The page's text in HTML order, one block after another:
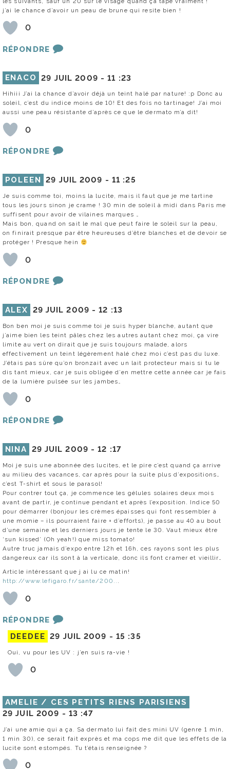
j’ai le chance d’avoir un peau de brune qui resite bien !
0
RÉPONDRE
ENACO 29 JUIL 2009 -11 :23
Hihiii J’ai la chance d’avoir déjà un teint halé par nature! :p Donc au
soleil, c’est du indice moins de 10! Et des fois no tartinage! J’ai moi
aussi une peau résistante d’après ce que le dermato m’a dit!
0
RÉPONDRE
POLEEN 29 JUIL 2009 - 11 :25
Je suis comme toi, moins la lucite, mais il faut que je me tartine
tous les jours sinon je crame ! 30 min de soleil à midi dans Paris me
suffisent pour avoir de vilaines marques …
Mais bon, quand on sait le mal que peut faire le soleil sur la peau,
on finirait presque par être heureuses d’être blanches et de devoir se
protéger ! Presque hein
0
RÉPONDRE
ALEX 29 JUIL 2009 -12 :13
Bon ben moi je suis comme toi je suis hyper blanche, autant que
j’aime bien les teint pâles chez les autres autant chez moi, ça vire
limite au vert on dirait que je suis toujours malade, alors
effectivement un teint légèrement halé chez moi c’est pas du luxe.
J’étais pas sûre qu’on bronzait avec un lait protecteur mais si tu le
dis tant mieux, car je suis obligée d’en mettre cette année car je fais
de la lumière pulsée sur les jambes…
0
RÉPONDRE
NINA 29 JUIL 2009 -12 :17
Moi je suis une abonnée des lucites, et le pire c’est quand ça arrive
au milieu des vacances, car après pour la suite plus d’expositions…
c’est T-shirt et sous le parasol!
Pour contrer tout ça, je commence les gélules solaires deux mois
avant de partir, je continue pendant et après l’exposition. Indice 50
pour démarrer (bonjour les crèmes épaisses qui font ressembler à
une momie – ils pourraient faire + d’efforts), je passe au 40 au bout
d’une semaine et les derniers jours je tente le 30. Vaut mieux être
‘sun kissed’ (Oh yeah!) que miss tomato!
Autre truc jamais d’expo entre 12h et 16h, ces rayons sont les plus
dangereux car ils sont à la verticale, donc ils font cramer et vieillir…
Article intéressant que j ai lu ce matin!
http://www.lefigaro.fr/sante/200.. .
0
RÉPONDRE
DEEDEE 29 JUIL 2009 - 15 :35
Oui, vu pour les UV : j’en suis ra-vie !
0
AMELIE / CES PETITS RIENS PARISIENS
29 JUIL 2009 - 13 :47
J’ai une amie qui a ça. Sa dermato lui fait des mini UV (genre 1 min,
1 min 30), ce serait fait exprès et ma cops me dit que les effets de la
lucite sont estompés. Tu t’étais renseignée ?
0